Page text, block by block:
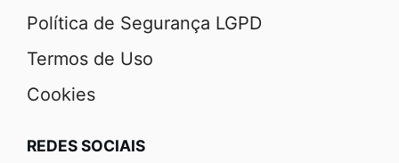
Política de Segurança LGPD
Termos de Uso
Cookies
REDES SOCIAIS